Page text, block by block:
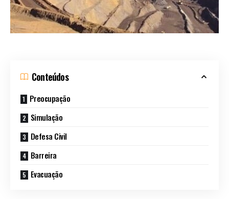
Conteúdos
Preocupação
Simulação
Defesa Civil
Barreira
Evacuação